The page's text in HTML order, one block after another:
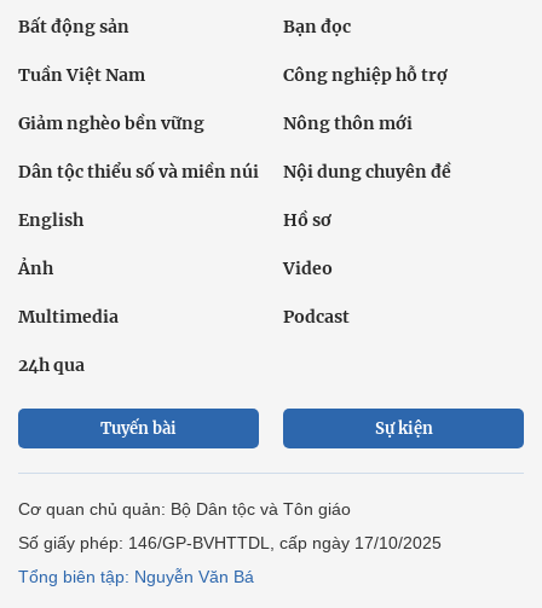
Bất động sản Bạn đọc
Tuần Việt Nam Công nghiệp hỗ trợ
Giảm nghèo bền vững Nông thôn mới
Dân tộc thiểu số và miền núi Nội dung chuyên đề
English Hồ sơ
Ảnh Video
Multimedia Podcast
24h qua
Tuyến bài Sự kiện
Cơ quan chủ quản: Bộ Dân tộc và Tôn giáo
Số giấy phép: 146/GP-BVHTTDL, cấp ngày 17/10/2025
Tổng biên tập: Nguyễn Văn Bá